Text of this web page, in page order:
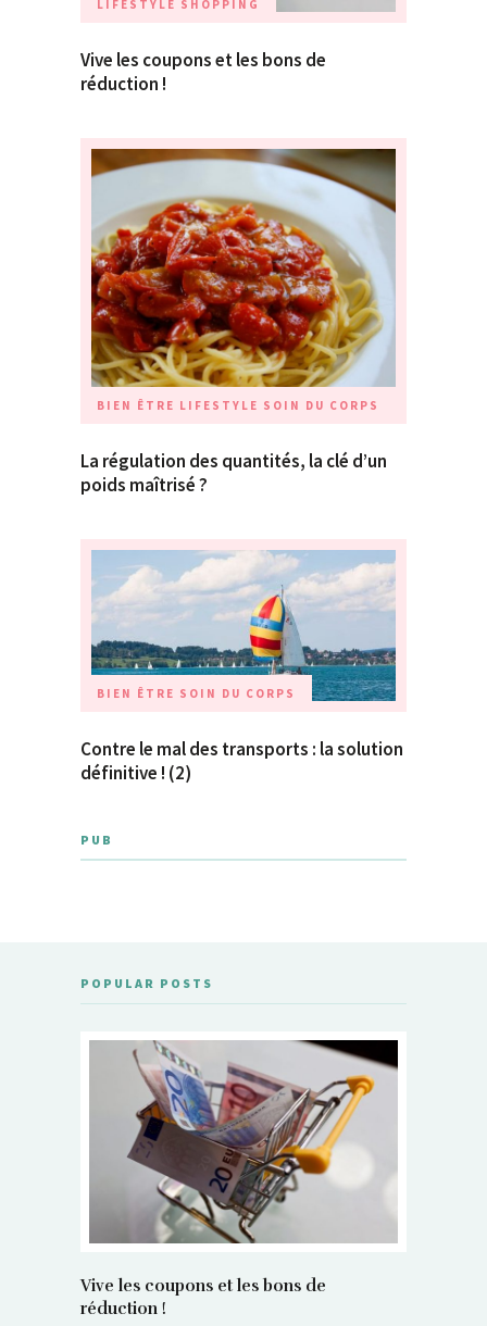
LIFESTYLE SHOPPING
Vive les coupons et les bons de
réduction !
BIEN ÊTRE LIFESTYLE SOIN DU CORPS
La régulation des quantités, la clé d’un
poids maîtrisé ?
BIEN ÊTRE SOIN DU CORPS
Contre le mal des transports : la solution
définitive ! (2)
PUB
POPULAR POSTS
Vive les coupons et les bons de
réduction !